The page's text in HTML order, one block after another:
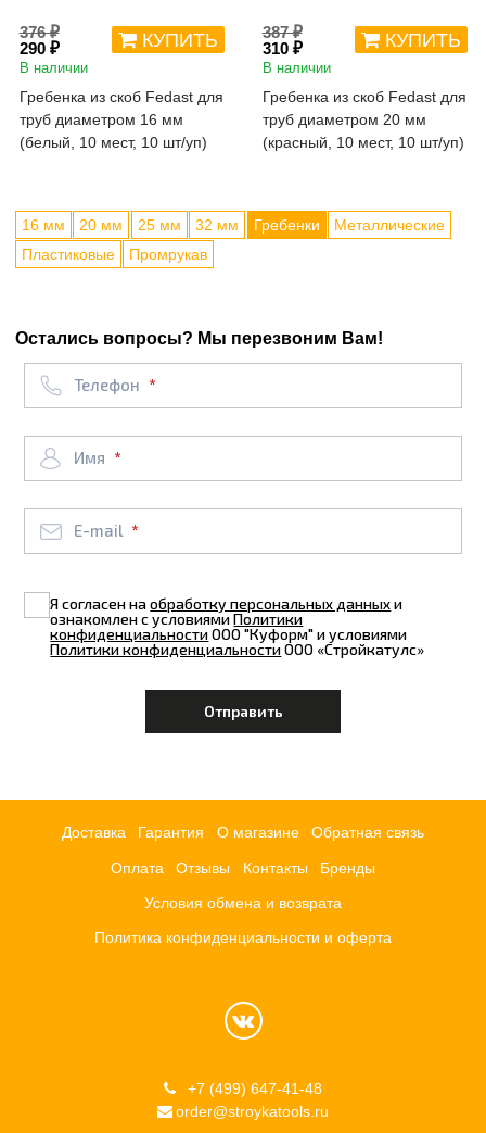
376 ₽
290 ₽
КУПИТЬ
В наличии
Гребенка из скоб Fedast для
труб диаметром 16 мм
(белый, 10 мест, 10 шт/уп)
387 ₽
310 ₽
КУПИТЬ
В наличии
Гребенка из скоб Fedast для
труб диаметром 20 мм
(красный, 10 мест, 10 шт/уп)
16 мм 20 мм 25 мм 32 мм Гребенки
Металлические
Пластиковые
Промрукав
Остались вопросы? Мы перезвоним Вам!
Телефон
Имя
E-mail
Я согласен наобработку персональных данныхи
ознакомлен с условиямиПолитики
конфиденциальностиООО "Куформ" и условиями
Политики конфиденциальностиООО «Стройкатулс»
Доставка Гарантия О магазине Обратная связь
Оплата Отзывы Контакты Бренды
Условия обмена и возврата
Политика конфиденциальности и оферта
+7 (499) 647-41-48
order@stroykatools.ru